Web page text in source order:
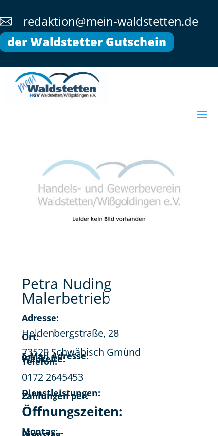

redaktion@mein-waldstetten.de
der Waldstetter Gutschein
Petra Nuding
Malerbetrieb
Adresse:
Heldenbergstraße, 28
Ort:
73529 Schwäbisch Gmünd
E-Mail Adresse:
Webseite:
Telefon:
0172 2645453
Dienstleistungen:
Zahlungen per:
Öffnungszeiten:
Montag: